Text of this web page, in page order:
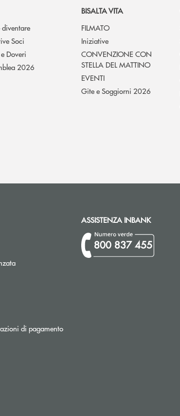
diventare
Soci
Doveri
2026
BISALTA VITA
FILMATO
Iniziative
CONVENZIONE CON
STELLA DEL MATTINO
EVENTI
Gite e Soggiorni 2026
Apre una nuova finestra
una nuova finestra
una nuova finestra
di pagamentoApre una nuova finestra
ASSISTENZA INBANK
800 837 455